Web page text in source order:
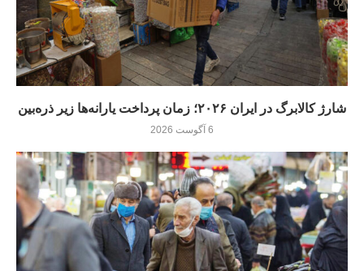
شارژ کالابرگ در ایران ۲۰۲۶؛ زمان پرداخت یارانه‌ها زیر ذره‌بین
6 آگوست 2026